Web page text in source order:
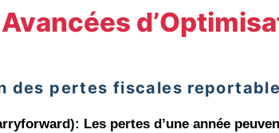
des pertes fiscales
: Les pertes d’une année